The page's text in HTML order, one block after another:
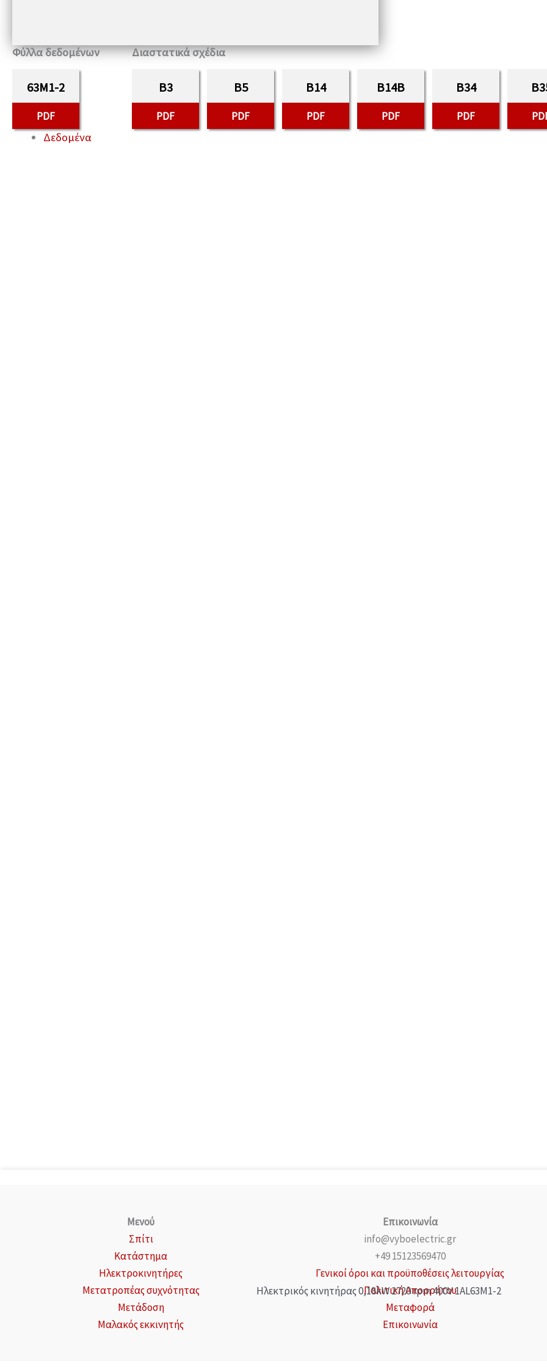
Φύλλα δεδομένων
63M1-2
PDF
Διαστατικά σχέδια
B3
PDF
B5
PDF
B14
PDF
B14B
PDF
B34
PDF
Δεδομένα
Μενού
Σπίτι
Κατάστημα
Ηλεκτροκινητήρες
Μετατροπέας συχνότητας
Μετάδοση
Μαλακός εκκινητής
Επικοινωνία
info@vyboelectric.gr
+49 15123569470
Γενικοί όροι και προϋποθέσεις λειτουργίας
Πολιτική Απορρήτου
Μεταφορά
Επικοινωνία
Ηλεκτρικός κινητήρας 0,18kW 2720 rpm 400V 1AL63M1-2